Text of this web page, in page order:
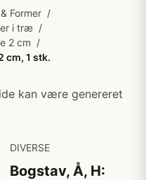
Former /
i træ /
2 cm /
cm, 1 stk.
kan være genereret
DIVERSE
Bogstav, Å, H: